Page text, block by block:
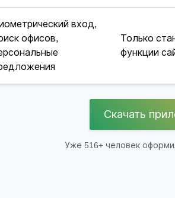
вход,
офисов,
Только
функции
Скачать
Уже 516+ человек